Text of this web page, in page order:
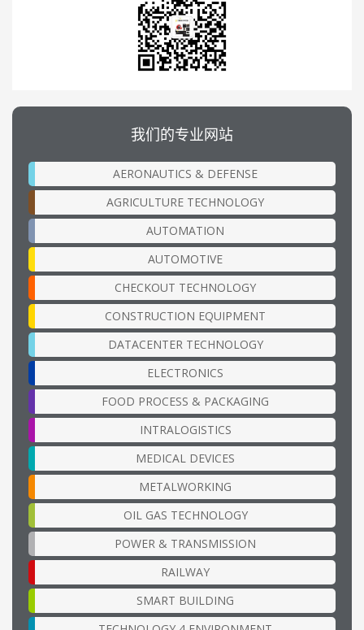
我们的专业网站
AERONAUTICS & DEFENSE
AGRICULTURE TECHNOLOGY
AUTOMATION
AUTOMOTIVE
CHECKOUT TECHNOLOGY
CONSTRUCTION EQUIPMENT
DATACENTER TECHNOLOGY
ELECTRONICS
FOOD PROCESS & PACKAGING
INTRALOGISTICS
MEDICAL DEVICES
METALWORKING
OIL GAS TECHNOLOGY
POWER & TRANSMISSION
RAILWAY
SMART BUILDING